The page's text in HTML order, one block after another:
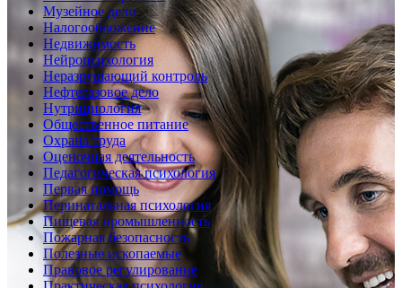
Музейное дело
Налогообложение
Недвижимость
Нейропсихология
Неразрушающий контроль
Нефтегазовое дело
Нутрициология
Общественное питание
Охрана труда
Оценочная деятельность
Педагогическая психология
Первая помощь
Перинатальная психология
Пищевая промышленность
Пожарная безопасность
Полезные ископаемые
Правовое регулирование